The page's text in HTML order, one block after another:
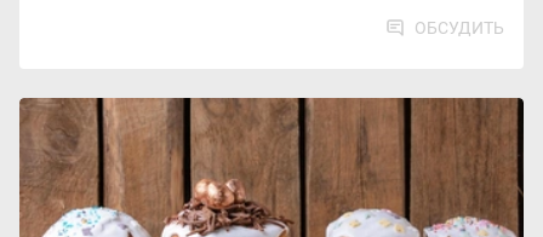
ОБСУДИТЬ